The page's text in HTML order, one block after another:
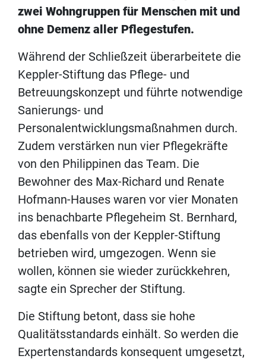
zwei Wohngruppen für Menschen mit und
ohne Demenz aller Pflegestufen.
Während der Schließzeit überarbeitete die
Keppler-Stiftung das Pflege- und
Betreuungskonzept und führte notwendige
Sanierungs- und
Personalentwicklungsmaßnahmen durch.
Zudem verstärken nun vier Pflegekräfte
von den Philippinen das Team. Die
Bewohner des Max-Richard und Renate
Hofmann-Hauses waren vor vier Monaten
ins benachbarte Pflegeheim St. Bernhard,
das ebenfalls von der Keppler-Stiftung
betrieben wird, umgezogen. Wenn sie
wollen, können sie wieder zurückkehren,
sagte ein Sprecher der Stiftung.
Die Stiftung betont, dass sie hohe
Qualitätsstandards einhält. So werden die
Expertenstandards konsequent umgesetzt,